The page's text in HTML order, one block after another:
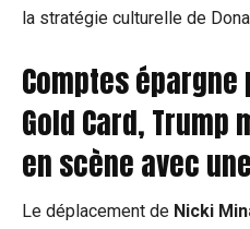
la stratégie culturelle de
Comptes
Gold Card,
en scène avec
Le déplacement de Nicki